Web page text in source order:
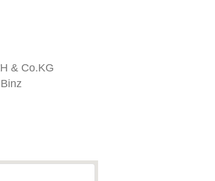
& Co.KG